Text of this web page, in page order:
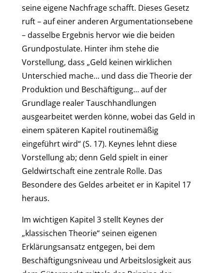
seine eigene Nachfrage schafft. Dieses Gesetz
ruft – auf einer anderen Argumentationsebene
– dasselbe Ergebnis hervor wie die beiden
Grundpostulate. Hinter ihm stehe die
Vorstellung, dass „Geld keinen wirklichen
Unterschied mache… und dass die Theorie der
Produktion und Beschäftigung… auf der
Grundlage realer Tauschhandlungen
ausgearbeitet werden könne, wobei das Geld in
einem späteren Kapitel routinemäßig
eingeführt wird“ (S. 17). Keynes lehnt diese
Vorstellung ab; denn Geld spielt in einer
Geldwirtschaft eine zentrale Rolle. Das
Besondere des Geldes arbeitet er in Kapitel 17
heraus.
Im wichtigen Kapitel 3 stellt Keynes der
„klassischen Theorie“ seinen eigenen
Erklärungsansatz entgegen, bei dem
Beschäftigungsniveau und Arbeitslosigkeit aus